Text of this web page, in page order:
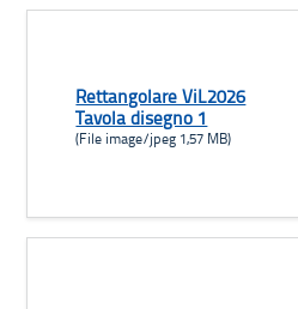
Rettangolare ViL2026
Tavola disegno 1
(File image/jpeg 1,57 MB)